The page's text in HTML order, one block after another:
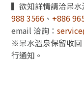
▍欲知詳情請洽呆水
988 3566、 +886
email 洽詢：
※呆水溫泉保留收回
行通知。